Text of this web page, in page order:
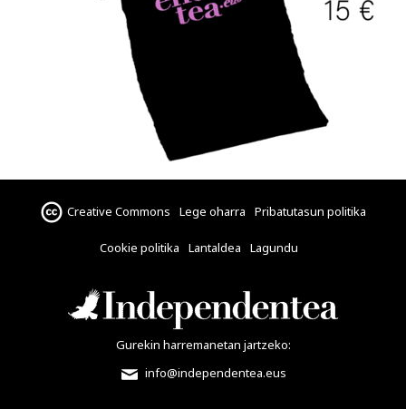
Creative Commons Lege oharra Pribatutasun politika
Cookie politika Lantaldea Lagundu
Gurekin harremanetan jartzeko:
info@independentea.eus